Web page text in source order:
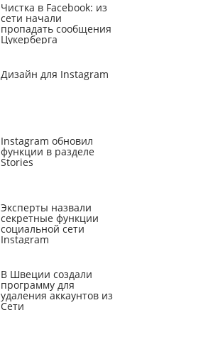
Чистка в Facebook: из
сети начали
пропадать сообщения
Цукерберга
Дизайн для Instagram
Instagram обновил
функции в разделе
Stories
Эксперты назвали
секретные функции
социальной сети
Instagram
В Швеции создали
программу для
удаления аккаунтов из
Сети